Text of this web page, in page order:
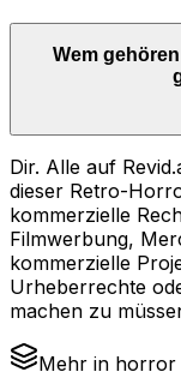
Wem
Dir. Alle auf
dieser Retro-
kommerzielle
Filmwerbung,
kommerzielle
Urheberrechte
machen zu
Mehr in horror